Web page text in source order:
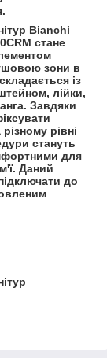
Bianchi
стане
зони в
із
лійки,
Завдяки
рівні
стануть
для
Даний
до